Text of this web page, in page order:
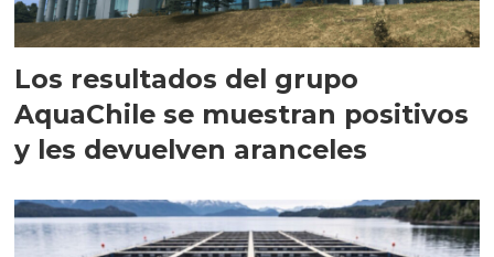
Los resultados del grupo
AquaChile se muestran positivos
y les devuelven aranceles